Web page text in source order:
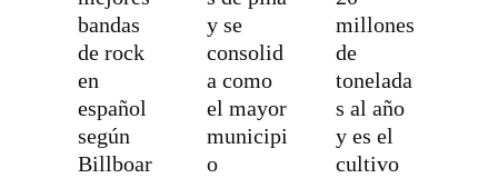
bandas
de rock
en
español
según
Billboar
y se
consolid
a como
el mayor
municipi
o
millones
de
tonelada
s al año
y es el
cultivo